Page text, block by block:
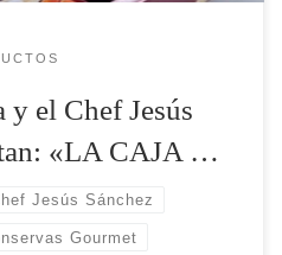
y el Chef Jesús
«LA CAJA …
Jesús Sánchez
Gourmet